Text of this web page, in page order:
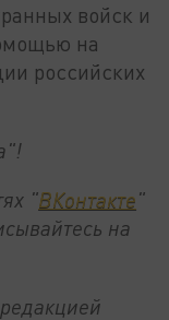
войск и
на
российских
"ВКонтакте"
на